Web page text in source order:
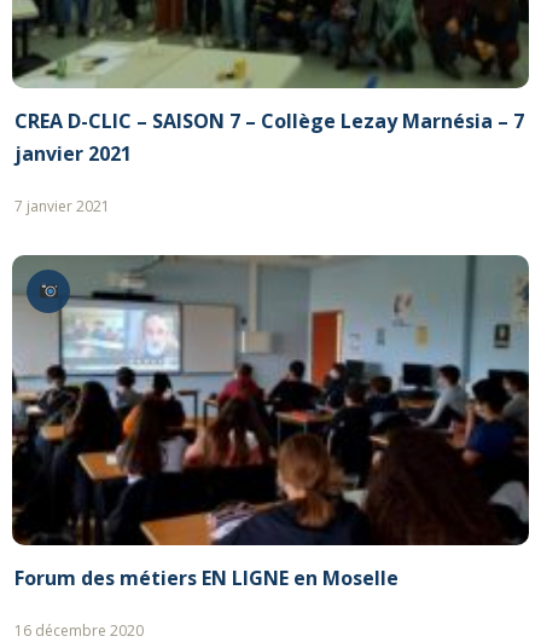
CREA D-CLIC – SAISON 7 – Collège Lezay Marnésia – 7
janvier 2021
7 janvier 2021
Forum des métiers EN LIGNE en Moselle
16 décembre 2020